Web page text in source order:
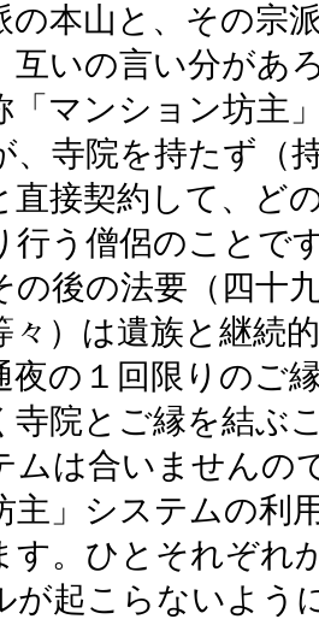
の本山と、その宗
互いの言い分があ
マンション坊主
、寺院を持たず（
直接契約して、ど
行う僧侶のことで
の後の法要（四十
々）は遺族と継続
夜の１回限りのご
院とご縁を結ぶ
ムは合いませんの
主」システムの利
す。ひとそれぞれ
が起こらないよう